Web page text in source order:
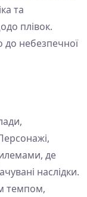
та
плівок.
до небезпечної
де
наслідки.
темпом,